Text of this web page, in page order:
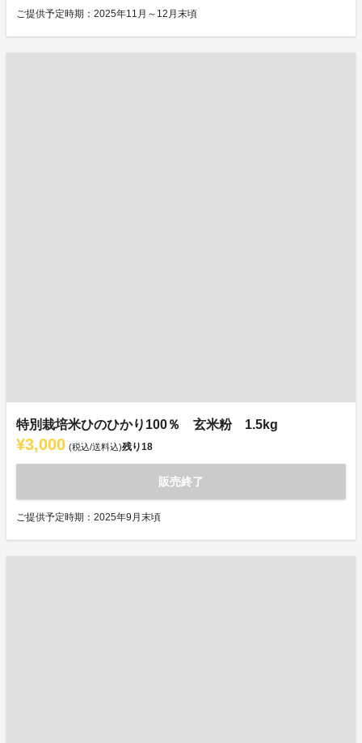
ご提供予定時期：2025年11月～12月末頃
特別栽培米ひのひかり100％ 玄米粉 1.5kg
¥3,000 (税込/送料込)残り18
販売終了
ご提供予定時期：2025年9月末頃